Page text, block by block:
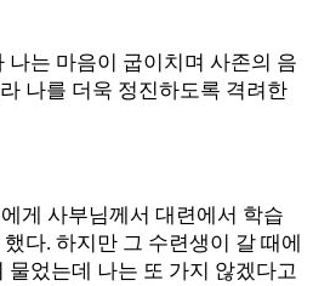
나는 마음이 굽이치며 사존의 음
나를 더욱 정진하도록 격려한
게 사부님께서 대련에서 학습
다. 하지만 그 수련생이 갈 때에
물었는데 나는 또 가지 않겠다고